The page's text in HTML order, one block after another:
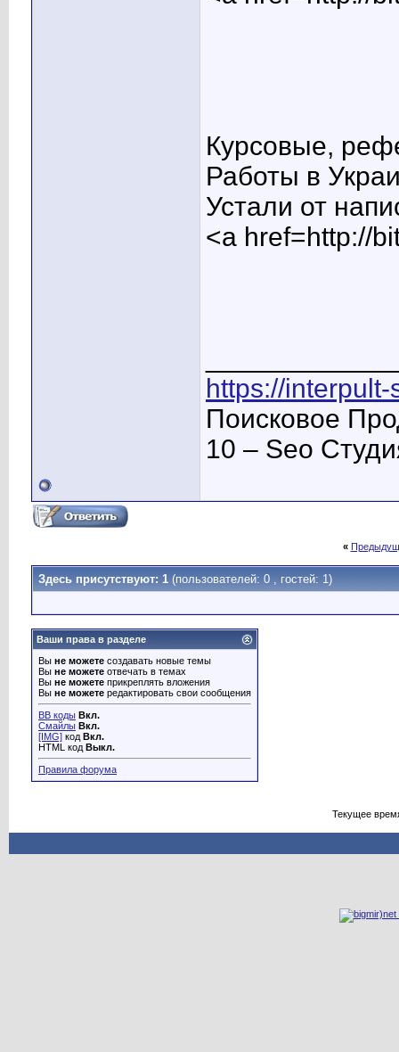
Курсовые,
Работы в
Устали от
<a href=http://
https://
Поисковое
10 – Seo
«
Здесь присутствуют: 1 (пользователей: 0 , гостей: 1)
Ваши права в разделе
Вы не можете создавать новые темы
Вы не можете отвечать в темах
Вы не можете прикреплять вложения
Вы не можете редактировать свои сообщения
BB коды Вкл.
Смайлы Вкл.
[IMG] код Вкл.
HTML код Выкл.
Правила форума
Текущее